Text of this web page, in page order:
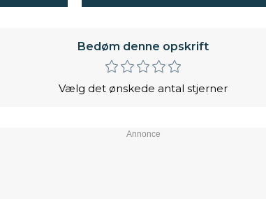
Bedøm denne opskrift
Vælg det ønskede antal stjerner